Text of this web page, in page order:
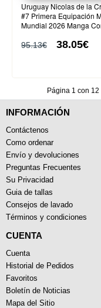
Uruguay Nicolas de la
#7 Primera Equipación
Mundial 2026 Manga
95.13€ 38.05€
Página 1 con
INFORMACIÓN
Contáctenos
Como ordenar
Envío y devoluciones
Preguntas Frecuentes
Su Privacidad
Guia de tallas
Consejos de lavado
Términos y condiciones
CUENTA
Cuenta
Historial de Pedidos
Favoritos
Boletín de Noticias
Mapa del Sitio